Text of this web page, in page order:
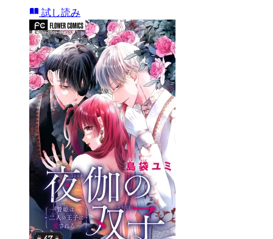
試し読み